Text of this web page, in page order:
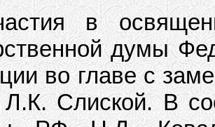
в
думы
во главе с
Слиской. В